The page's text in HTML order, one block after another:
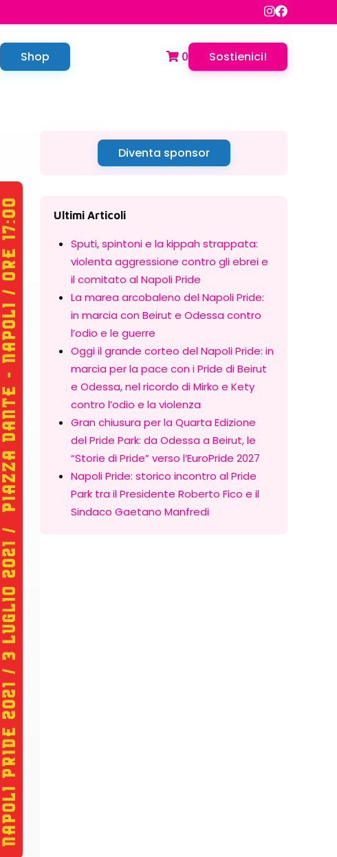
Shop 0 Sostienici!
Diventa sponsor
Ultimi Articoli
Sputi, spintoni e la kippah strappata:
violenta aggressione contro gli ebrei e
il comitato al Napoli Pride
La marea arcobaleno del Napoli Pride:
in marcia con Beirut e Odessa contro
l’odio e le guerre
Oggi il grande corteo del Napoli Pride: in
marcia per la pace con i Pride di Beirut
e Odessa, nel ricordo di Mirko e Kety
contro l’odio e la violenza
Gran chiusura per la Quarta Edizione
del Pride Park: da Odessa a Beirut, le
“Storie di Pride” verso l’EuroPride 2027
Napoli Pride: storico incontro al Pride
Park tra il Presidente Roberto Fico e il
Sindaco Gaetano Manfredi